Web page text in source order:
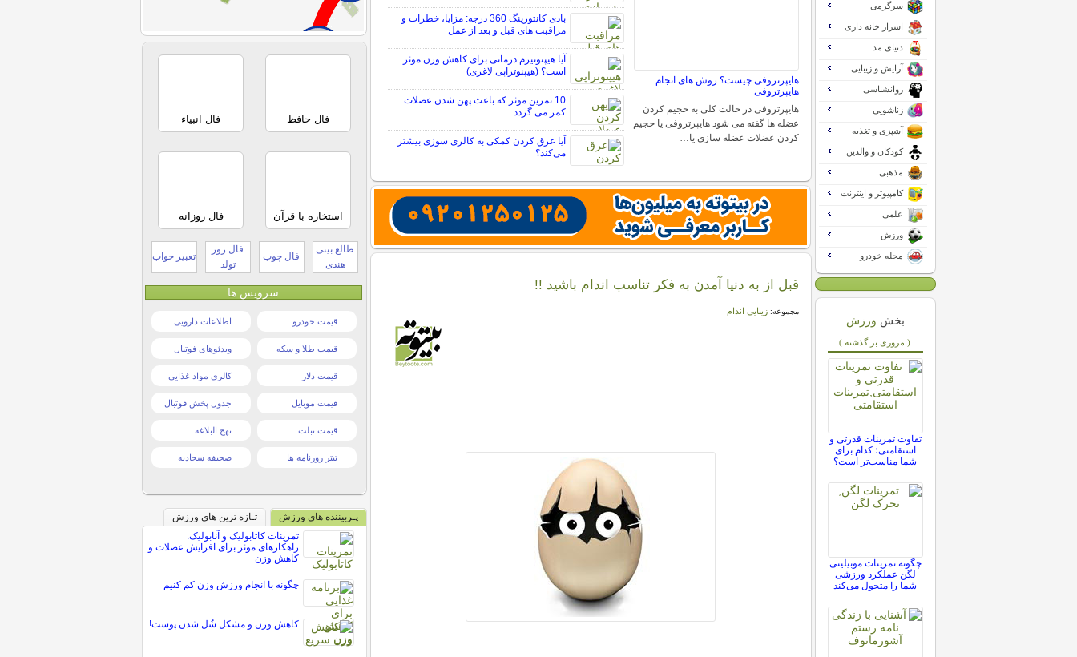
هایپرتروفی چیست؟ روش های انجام
هایپرتروفی
هایپرتروفی در حالت کلی به حجیم کردن
عضله ها گفته می شود هایپرتروفی یا حجیم
کردن عضلات عضله سازی یا…
بادی کانتورینگ 360 درجه: مزایا، خطرات و
مراقبت های قبل و بعد از عمل
آیا هیپنوتیزم درمانی برای کاهش وزن موثر
است؟ (هیپنوتراپی لاغری)
10 تمرین موثر که باعث پهن شدن عضلات
کمر می گردد
آیا عرق کردن کمکی به کالری سوزی بیشتر
می‌کند؟
قبل از به دنیا آمدن به فکر تناسب اندام باشید !!
مجموعه:زیبایی اندام
سرگرمی
اسرار خانه داری
دنیای مد
آرایش و زیبایی
روانشناسی
زناشویی
آشپزی و تغذیه
کودکان و والدین
مذهبی
کامپیوتر و اینترنت
علمی
ورزش
مجله خودرو
بخش ورزش
( مروری بر گذشته )
تفاوت تمرینات قدرتی و
استقامتی؛ کدام برای
شما مناسب‌تر است؟
چگونه تمرینات موبیلیتی
لگن عملکرد ورزشی
شما را متحول می‌کند
فال حافظ فال انبیاء
استخاره با قرآن فال روزانه
طالع بینی
هندی
فال چوب
فال روز
تولد
تعبیر خواب
سرویس ها
قیمت خودرو اطلاعات دارویی
قیمت طلا و سکه ویدئوهای فوتبال
قیمت دلار کالری مواد غذایی
قیمت موبایل جدول پخش فوتبال
قیمت تبلت نهج البلاغه
تیتر روزنامه ها صحیفه سجادیه
پـربیننده های ورزش
تـازه ترین های ورزش
تمرینات کاتابولیک و آنابولیک:
راهکارهای موثر برای افزایش عضلات و
کاهش وزن
چگونه با انجام ورزش وزن کم کنیم
کاهش وزن و مشکل شُل شدن پوست!